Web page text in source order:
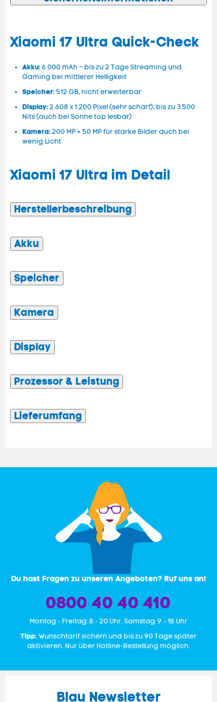
Xiaomi 17 Ultra Quick-Check
Akku:6.000 mAh – bis zu 2 Tage Streaming und
Gaming bei mittlerer Helligkeit
Speicher:512 GB, nicht erweiterbar
Display:2.608 x 1.200 Pixel (sehr scharf), bis zu 3.500
Nits (auch bei Sonne top lesbar)
Kamera:200 MP + 50 MP für starke Bilder auch bei
wenig Licht
Xiaomi 17 Ultra im Detail
Herstellerbeschreibung
Akku
Speicher
Kamera
Display
Prozessor & Leistung
Lieferumfang
Du hast Fragen zu unseren Angeboten? Ruf uns an!
0800 40 40 410
Mon­tag - Freitag: 8 - 20 Uhr. Samstag: 9 - 18 Uhr
Tipp: Wunschtarif sichern und bis zu 90 Tage später
aktivieren. Nur über Hotline-Bestellung möglich.
Blau Newsletter